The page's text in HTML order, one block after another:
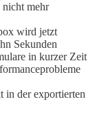
mehr
wird jetzt
Sekunden
in kurzer Zeit
in der exportierten